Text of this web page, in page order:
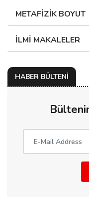
METAFİZİK BOYUT
İLMİ MAKALELER
HABER BÜLTENİ